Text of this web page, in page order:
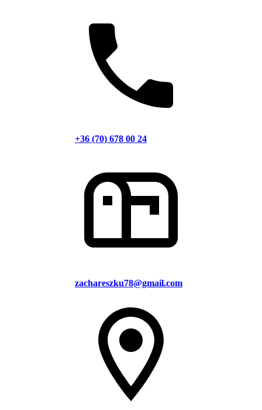
+36 (70) 678 00 24
zachareszku78@gmail.com